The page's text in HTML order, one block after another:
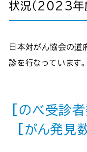
状況（2023年
日本対がん協会の道
診を行なっています。
[のべ受診
[がん発